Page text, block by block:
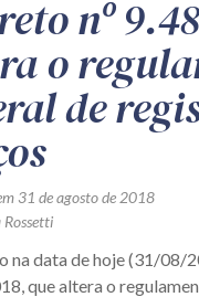
nº
o
de
31 de agosto de 2018
Rossetti
na data de hoje (31/08/
que altera o